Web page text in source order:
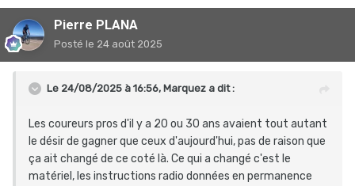
Pierre PLANA
Posté le 24 août 2025
Le 24/08/2025 à 16:56, Marquez a dit :
Les coureurs pros d'il y a 20 ou 30 ans avaient tout autant
le désir de gagner que ceux d'aujourd'hui, pas de raison que
ça ait changé de ce coté là. Ce qui a changé c'est le
matériel, les instructions radio données en permanence